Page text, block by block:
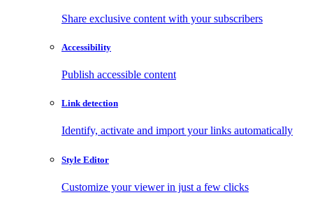
Share exclusive content with your subscribers
Accessibility
Publish accessible content
Link detection
Identify, activate and import your links automatically
Style Editor
Customize your viewer in just a few clicks